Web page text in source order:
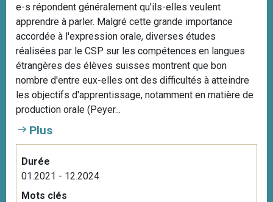
e-s répondent généralement qu'ils-elles veulent
apprendre à parler. Malgré cette grande importance
accordée à l'expression orale, diverses études
réalisées par le CSP sur les compétences en langues
étrangères des élèves suisses montrent que bon
nombre d'entre eux-elles ont des difficultés à atteindre
les objectifs d'apprentissage, notamment en matière de
production orale (Peyer...
Plus
Durée
01.2021 - 12.2024
Mots clés